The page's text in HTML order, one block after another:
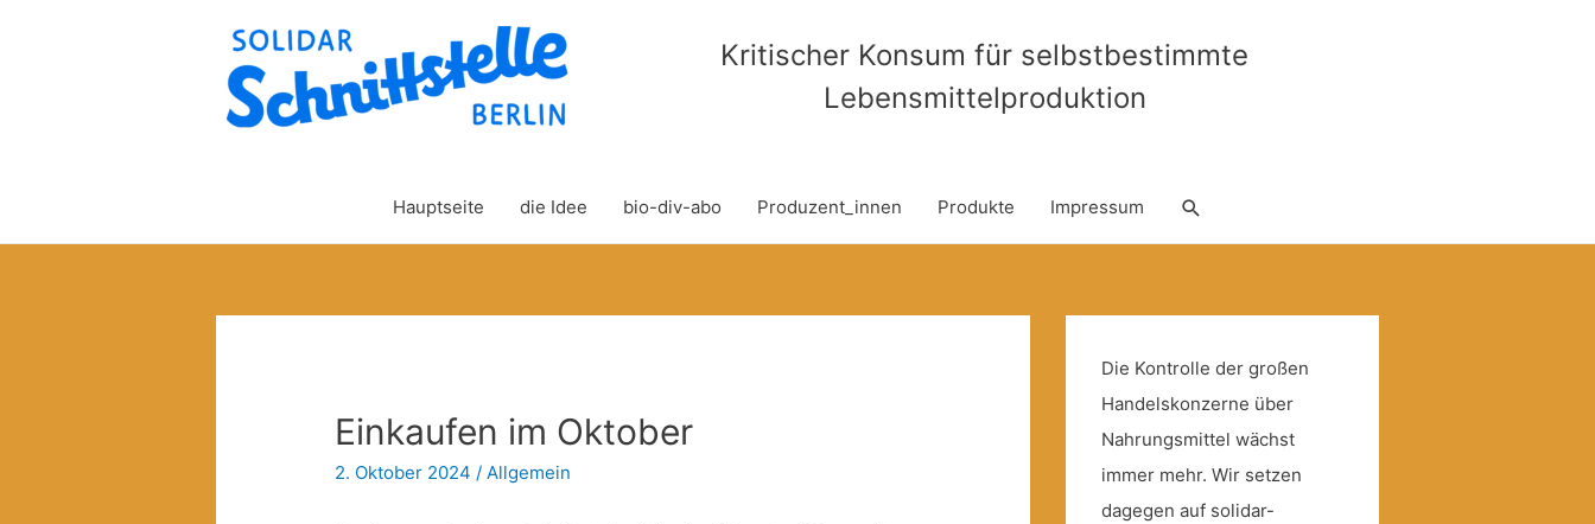
Kritischer Konsum für selbstbestimmte
Lebensmittelproduktion
Hauptseite die Idee bio-div-abo Produzent_innen Produkte Impressum Suche
Einkaufen im Oktober
2. Oktober 2024 /Allgemein
Die Kontrolle der großen
Handelskonzerne über
Nahrungsmittel wächst
immer mehr. Wir setzen
dagegen auf solidar-